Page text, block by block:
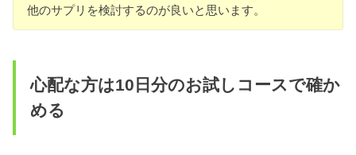
他のサプリを検討するのが良いと思います。
心配な方は10日分のお試しコースで確か
める